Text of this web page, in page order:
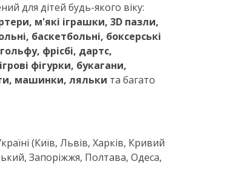
для дітей будь-якого віку:
м'які іграшки, 3D пазли,
баскетбольні, боксерські
фрісбі, дартс,
фігурки, букагани,
машинки, ляльки та багато
(Київ, Львів, Харків, Кривий
Запоріжжя, Полтава, Одеса,